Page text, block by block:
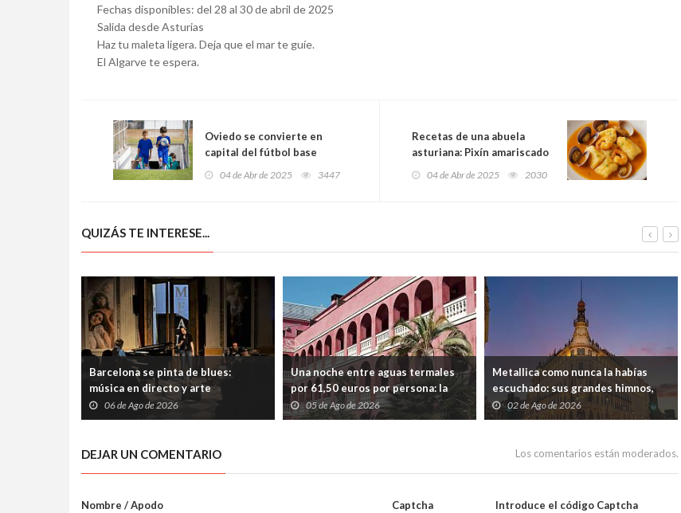
Fechas disponibles: del 28 al 30 de abril de 2025
Salida desde Asturias
Haz tu maleta ligera. Deja que el mar te guíe.
El Algarve te espera.
Oviedo se convierte en
capital del fútbol base
internacional: 9.500 jóvenes
04 de Abr de 2025 3447
Recetas de una abuela
asturiana: Pixín amariscado
(como lo facía la güela pa les
04 de Abr de 2025 2030
QUIZÁS TE INTERESE...
Barcelona se pinta de blues:
música en directo y arte
contemporáneo en una noche
diferente
06 de Ago de 2026
Una noche entre aguas termales
por 61,50 euros por persona: la
escapada perfecta para
desconectar cerca de Barcelona
05 de Ago de 2026
Metallica como nunca la habías
escuchado: sus grandes himnos,
entre velas, en el Four Seasons de
Madrid
02 de Ago de 2026
DEJAR UN COMENTARIO Los comentarios están moderados.
Nombre / Apodo Captcha Introduce el código Captcha